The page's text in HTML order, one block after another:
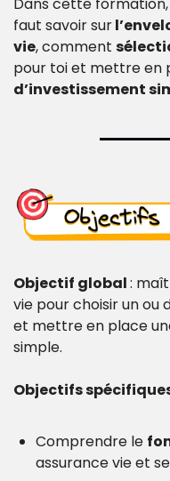
faut savoir sur
vie, comment
pour toi et mettre en
d’investissement
Objectif global :
vie pour choisir un
et mettre en place
simple.
Objectifs
Comprendre le
assurance vie et